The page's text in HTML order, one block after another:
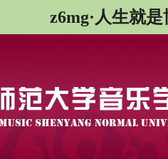
z6mg·人生就